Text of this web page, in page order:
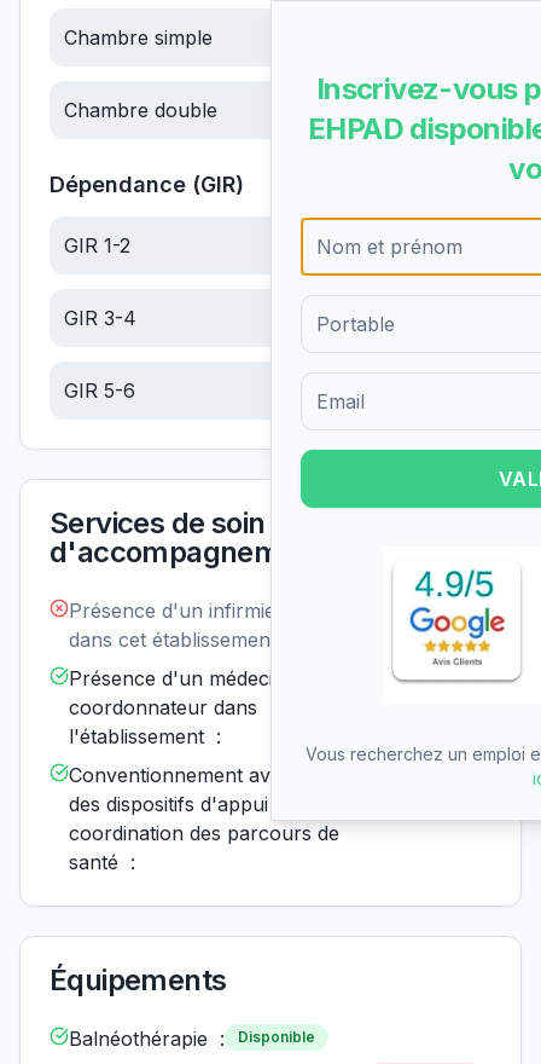
Chambre simple
Chambre double
Dépendance (GIR)
GIR 1-2 22.60€/jour
GIR 3-4 14.34
GIR 5-6
Services de soin et
d'accompagnement
Présence d'un infirmier de nuit
dans cet établissement :
Non
disponible
Présence d'un médecin
coordonnateur dans
l'établissement :
Disponible
Conventionnement avec un ou
des dispositifs d'appui à la
coordination des parcours de
santé :
Équipements
Balnéothérapie : Disponible
Inscrivez-vous
EHPAD
Formulaire d'inscription pour
Vous recherchez un emploi